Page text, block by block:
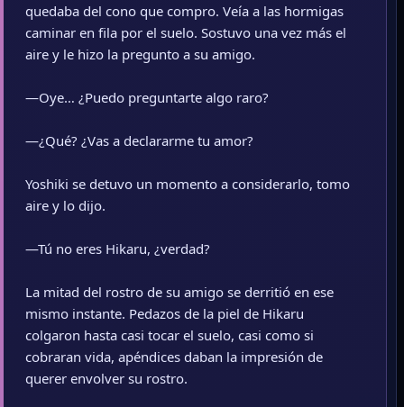
quedaba del cono que compro. Veía a las hormigas
caminar en fila por el suelo. Sostuvo una vez más el
aire y le hizo la pregunto a su amigo.
—Oye… ¿Puedo preguntarte algo raro?
—¿Qué? ¿Vas a declararme tu amor?
Yoshiki se detuvo un momento a considerarlo, tomo
aire y lo dijo.
—Tú no eres Hikaru, ¿verdad?
La mitad del rostro de su amigo se derritió en ese
mismo instante. Pedazos de la piel de Hikaru
colgaron hasta casi tocar el suelo, casi como si
cobraran vida, apéndices daban la impresión de
querer envolver su rostro.